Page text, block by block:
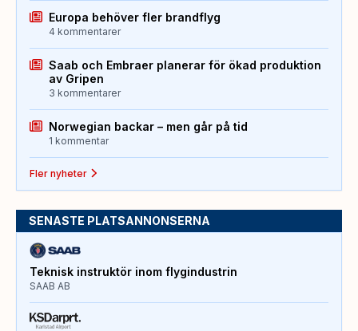
Europa behöver fler brandflyg
4 kommentarer
Saab och Embraer planerar för ökad produktion
av Gripen
3 kommentarer
Norwegian backar – men går på tid
1 kommentar
Fler nyheter
SENASTE PLATSANNONSERNA
Teknisk instruktör inom flygindustrin
SAAB AB